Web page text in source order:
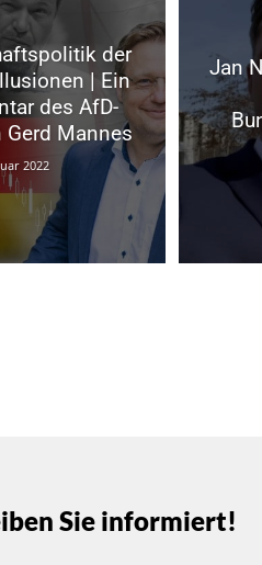
der
| Ein
des AfD-
Mannes
2022
Jan
Sie informiert!